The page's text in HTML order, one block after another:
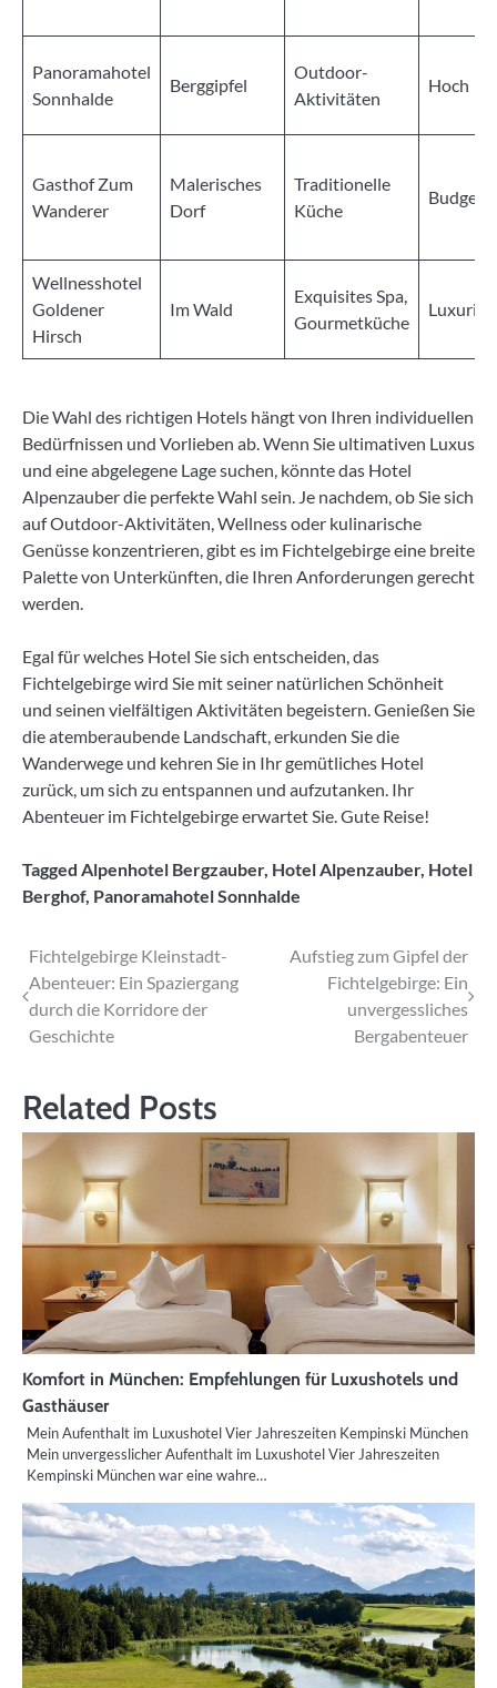
Panoramahotel
Sonnhalde
Berggipfel
Outdoor-
Aktivitäten
Hoch
Gasthof Zum
Wanderer
Malerisches
Dorf
Traditionelle
Küche
Wellnesshotel
Goldener
Hirsch
Im Wald
Exquisites Spa,
Gourmetküche
Luxuriös
Die Wahl des richtigen Hotels hängt von Ihren individuellen
Bedürfnissen und Vorlieben ab. Wenn Sie ultimativen Luxus
und eine abgelegene Lage suchen, könnte das Hotel
Alpenzauber die perfekte Wahl sein. Je nachdem, ob Sie sich
auf Outdoor-Aktivitäten, Wellness oder kulinarische
Genüsse konzentrieren, gibt es im Fichtelgebirge eine breite
Palette von Unterkünften, die Ihren Anforderungen gerecht
werden.
Egal für welches Hotel Sie sich entscheiden, das
Fichtelgebirge wird Sie mit seiner natürlichen Schönheit
und seinen vielfältigen Aktivitäten begeistern. Genießen Sie
die atemberaubende Landschaft, erkunden Sie die
Wanderwege und kehren Sie in Ihr gemütliches Hotel
zurück, um sich zu entspannen und aufzutanken. Ihr
Abenteuer im Fichtelgebirge erwartet Sie. Gute Reise!
Tagged Alpenhotel Bergzauber, Hotel Alpenzauber, Hotel
Berghof, Panoramahotel Sonnhalde
Beitragsnavigation
Fichtelgebirge Kleinstadt-
Abenteuer: Ein Spaziergang
durch die Korridore der
Geschichte
Aufstieg zum Gipfel der
Fichtelgebirge: Ein
unvergessliches
Bergabenteuer
Related Posts
Komfort in München: Empfehlungen für Luxushotels und
Gasthäuser
Mein Aufenthalt im Luxushotel Vier Jahreszeiten Kempinski München
Mein unvergesslicher Aufenthalt im Luxushotel Vier Jahreszeiten
Kempinski München war eine wahre…